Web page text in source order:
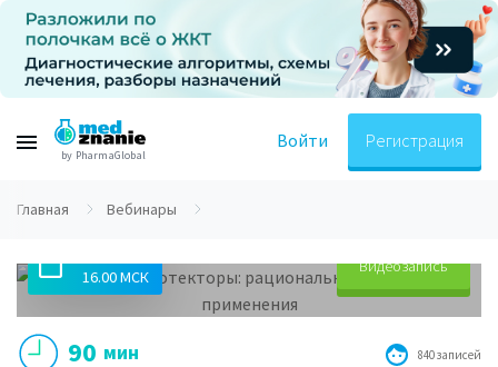
by PharmaGlobal
Войти Регистрация
Главная Вебинары
16.00 МСК
Видеозапись
90 мин 840 записей